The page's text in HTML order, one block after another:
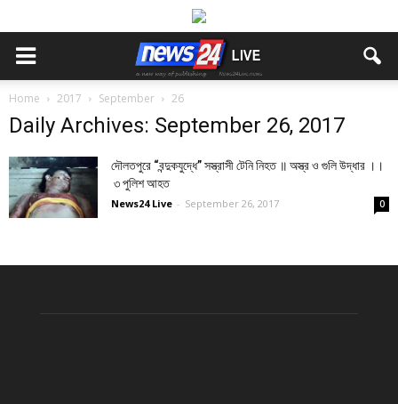
Home 2017 September 26
Daily Archives: September 26, 2017
দৌলতপুরে “বন্দুকযুদ্ধে” সস্ত্রাসী টেনি নিহত ॥ অস্ত্র ও গুলি উদ্ধার ।।
৩ পুলিশ আহত
News24 Live - September 26, 2017 0